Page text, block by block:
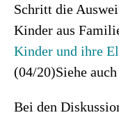
Schritt die
Kinder aus
Kinder und ihre
(04/20)Siehe
Bei den